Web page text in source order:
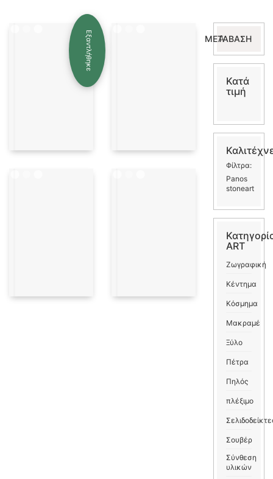
Εξαντλήθηκε
για:
ΜΕΤΆΒΑΣΗ
Κατά
τιμή
Φίλτρα:
Panos
stoneart
ART
Ζωγραφική
Κέντημα
Κόσμημα
Μακραμέ
Ξύλο
Πέτρα
Πηλός
πλέξιμο
Σουβέρ
Σύνθεση
υλικών